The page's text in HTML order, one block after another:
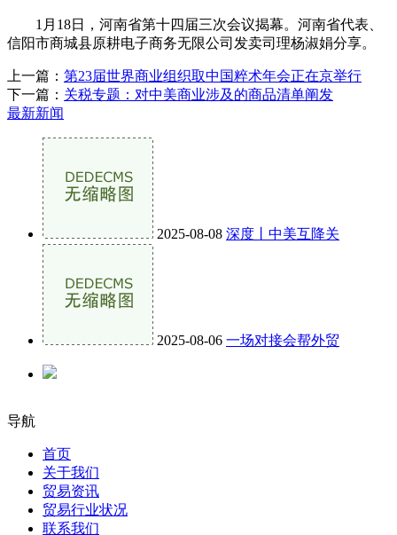
1月18日，河南省第十四届三次会议揭幕。河南省代表、
信阳市商城县原耕电子商务无限公司发卖司理杨淑娟分享。
上一篇： 第23届世界商业组织取中国粹术年会正在京举行
下一篇： 关税专题：对中美商业涉及的商品清单阐发
最新新闻
2025-08-08 深度丨中美互降关
2025-08-06 一场对接会帮外贸
导航
首页
关于我们
贸易资讯
贸易行业状况
联系我们